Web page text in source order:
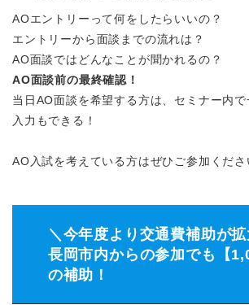
AOエントリーって何をしたらいいの？
エントリーから面談までの流れは？
AO面談ではどんなことが聞かれるの？
AO面談前の最終確認！
当日AO面談を希望する方は、セミナー内
入力もできる！
AO入試を考えている方はぜひご参加くださ
＼今年度より交通費補助が拡
長岡市内からの参加でも【
の補助！